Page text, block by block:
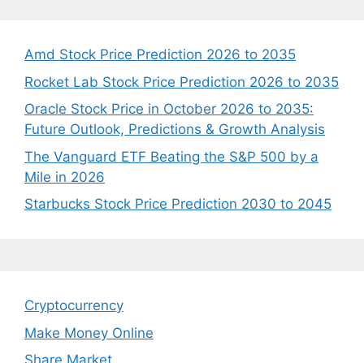
Amd Stock Price Prediction 2026 to 2035
Rocket Lab Stock Price Prediction 2026 to 2035
Oracle Stock Price in October 2026 to 2035:
Future Outlook, Predictions & Growth Analysis
The Vanguard ETF Beating the S&P 500 by a
Mile in 2026
Starbucks Stock Price Prediction 2030 to 2045
Cryptocurrency
Make Money Online